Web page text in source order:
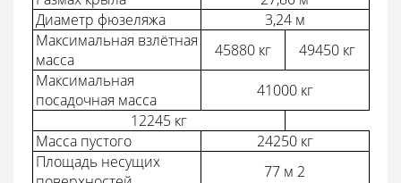
Диаметр фюзеляжа
3,24 м
Максимальная взлётная
масса
45880 кг
49450 кг
Максимальная
посадочная масса
41000 кг
12245 кг
Масса пустого
24250 кг
Площадь несущих
77 м 2